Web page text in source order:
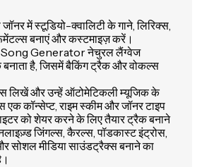
में स्टूडियो-क्वालिटी के गाने, लिरिक्स,
बनाएं और कस्टमाइज़ करें।
Generator नेचुरल लैंग्वेज
बनाता है, जिसमें बैकिंग ट्रैक और वोकल्स
लिखें और उन्हें ऑटोमेटिकली म्यूजिक के
कॉन्सेप्ट, राइम स्कीम और जॉनर टाइप
को शेयर करने के लिए तैयार ट्रैक बनाने
जिंगल्स, कैरल्स, पॉडकास्ट इंट्रोस,
सोशल मीडिया साउंडट्रैक्स बनाने का